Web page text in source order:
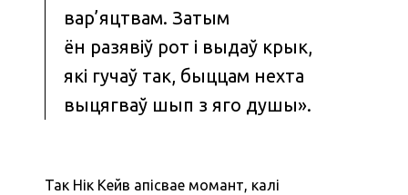
вар’яцтвам. Затым
ён разявіў рот і выдаў крык,
які гучаў так, быццам нехта
выцягваў шып з яго душы».
Так Нік Кейв апісвае момант, калі